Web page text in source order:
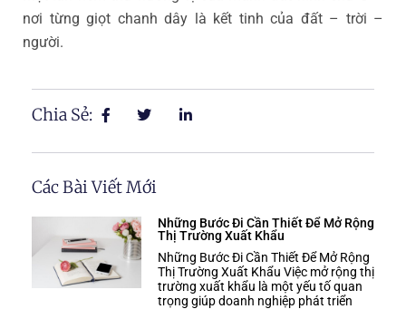
nơi từng giọt chanh dây là kết tinh của đất – trời –
người.
Chia Sẻ:
Các Bài Viết Mới
Những Bước Đi Cần Thiết Để Mở Rộng
Thị Trường Xuất Khẩu
Những Bước Đi Cần Thiết Để Mở Rộng
Thị Trường Xuất Khẩu Việc mở rộng thị
trường xuất khẩu là một yếu tố quan
trọng giúp doanh nghiệp phát triển